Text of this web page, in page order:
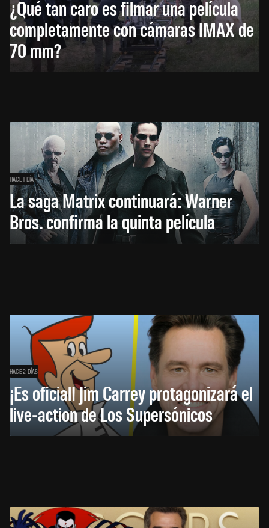
¿Qué tan caro es filmar una película
completamente con cámaras IMAX de
70 mm?
HACE 1 DÍA
La saga Matrix continuará: Warner
Bros. confirma la quinta película
HACE 2 DÍAS
¡Es oficial! Jim Carrey protagonizará el
live-action de Los Supersónicos